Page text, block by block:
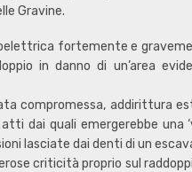
Gravine.
fortemente e
in danno di un’area
compromessa, addirittura
dai quali emergerebbe una
lasciate dai denti di un
criticità proprio sul